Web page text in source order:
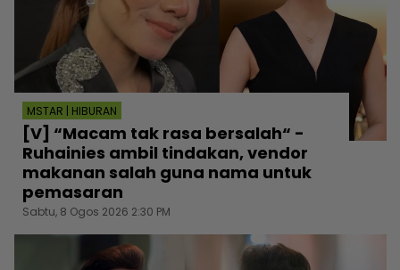
MSTAR | HIBURAN
[V] “Macam tak rasa bersalah“ -
Ruhainies ambil tindakan, vendor
makanan salah guna nama untuk
pemasaran
Sabtu, 8 Ogos 2026 2:30 PM